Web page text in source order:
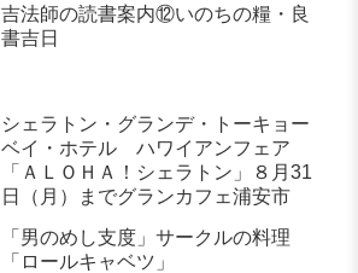
吉法師の読書案内⑫いのちの糧・良
書吉日
シェラトン・グランデ・トーキョー
ベイ・ホテル ハワイアンフェア
「ＡＬＯＨＡ！シェラトン」８月31
日（月）までグランカフェ浦安市
「男のめし支度」サークルの料理
「ロールキャベツ」